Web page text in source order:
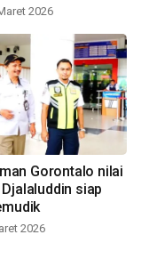
2026
Gorontalo nilai
siap
2026